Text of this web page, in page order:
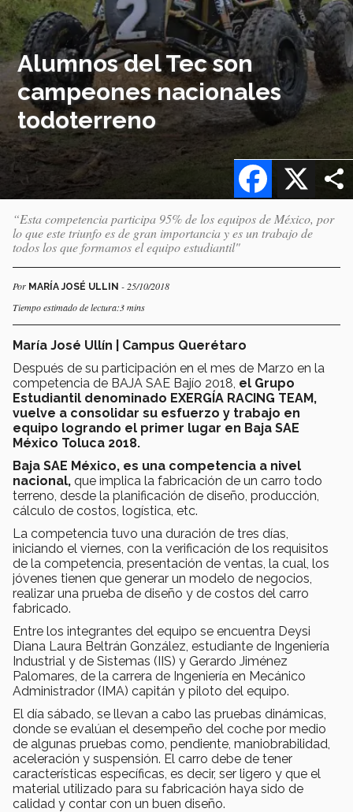
Alumnos del Tec son
campeones nacionales
todoterreno
X
Facebook
“Esta competencia participa 95% de los equipos de México, por
lo que este triunfo es de gran importancia y es un trabajo de
todos los que formamos el equipo estudiantil"
Por MARÍA JOSÉ ULLIN - 25/10/2018
Tiempo estimado de lectura:3 mins
María José Ullín | Campus Querétaro
Después de su participación en el mes de Marzo en la
competencia de BAJA SAE Bajío 2018, el Grupo
Estudiantil denominado EXERGÍA RACING TEAM,
vuelve a consolidar su esfuerzo y trabajo en
equipo logrando el primer lugar en Baja SAE
México Toluca 2018.
Baja SAE México, es una competencia a nivel
nacional, que implica la fabricación de un carro todo
terreno, desde la planificación de diseño, producción,
cálculo de costos, logística, etc.
La competencia tuvo una duración de tres días,
iniciando el viernes, con la verificación de los requisitos
de la competencia, presentación de ventas, la cual, los
jóvenes tienen que generar un modelo de negocios,
realizar una prueba de diseño y de costos del carro
fabricado.
Entre los integrantes del equipo se encuentra Deysi
Diana Laura Beltrán González, estudiante de Ingeniería
Industrial y de Sistemas (IIS) y Gerardo Jiménez
Palomares, de la carrera de Ingeniería en Mecánico
Administrador (IMA) capitán y piloto del equipo.
El día sábado, se llevan a cabo las pruebas dinámicas,
donde se evalúan el desempeño del coche por medio
de algunas pruebas como, pendiente, maniobrabilidad,
aceleración y suspensión. El carro debe de tener
características específicas, es decir, ser ligero y que el
material utilizado para su fabricación haya sido de
calidad y contar con un buen diseño.